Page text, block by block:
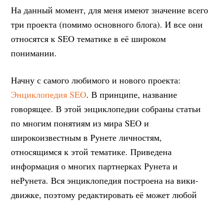
На данный момент, для меня имеют значение всего
три проекта (помимо основного блога). И все они
относятся к SEO тематике в её широком
понимании.
Начну с самого любимого и нового проекта:
Энциклопедия SEO. В принципе, название
говорящее. В этой энциклопедии собраны статьи
по многим понятиям из мира SEO и
широкоизвестным в Рунете личностям,
относящимся к этой тематике. Приведена
информация о многих партнерках Рунета и
неРунета. Вся энциклопедия построена на вики-
движке, поэтому редактировать её может любой